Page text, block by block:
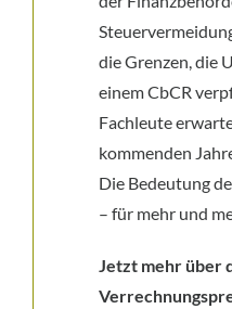
die Grenzen, die
einem CbCR
Fachleute
kommenden
Die Bedeutung
– für mehr und
Jetzt mehr über